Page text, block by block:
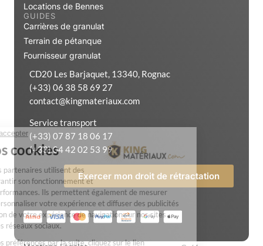
Locations de Bennes
GUIDES
Carrières de granulat
Terrain de pétanque
Fournisseur granulat
CD20 Les Barjaquet, 13340, Rognac
(+33) 06 38 58 69 27
contact@kingmateriaux.com
Service transport
(+33) 07 87 18 06 17
(+33) 04 42 02 53 99
Exercer mon droit de rétractation